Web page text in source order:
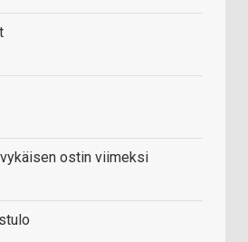
ostin viimeksi